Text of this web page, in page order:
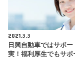
2021.3.3
日興自動車ではサポ
実！福利厚生でもサポ